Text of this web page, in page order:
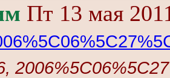
Пт 13 мая